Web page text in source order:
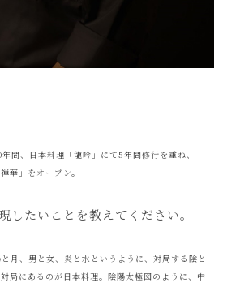
間、日本料理「龍吟」にて5年間修行を重ね、
華」をオープン。
したいことを教えてください。
月、男と女、炎と水というように、対局する陰と
局にあるのが日本料理。陰陽太極図のように、中